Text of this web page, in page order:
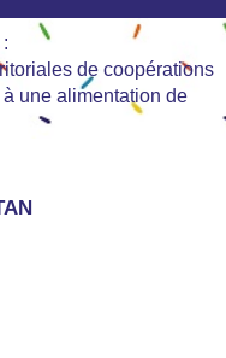
:
de coopérations
une alimentation de